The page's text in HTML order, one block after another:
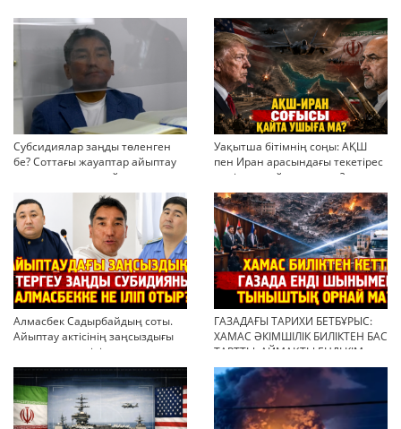
Субсидиялар заңды төленген
бе? Соттағы жауаптар айыптау
тұжырымдарын қайта қарауға
негіз бола ала ма?
Уақытша бітімнің соңы: АҚШ
пен Иран арасындағы текетірес
неліктен қайта ушықты?
Алмасбек Садырбайдың соты.
Айыптау актісінің заңсыздығы
мен қолдан өсірілген
миллиондар
ГАЗАДАҒЫ ТАРИХИ БЕТБҰРЫС:
ХАМАС ӘКІМШІЛІК БИЛІКТЕН БАС
ТАРТТЫ. АЙМАҚТЫ ЕНДІ КІМ
БАСҚАРАДЫ?